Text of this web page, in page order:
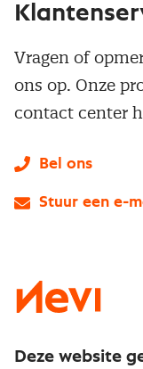
Vragen of
ons op. Onze
contact center
Bel ons
Stuur een e-
Deze website